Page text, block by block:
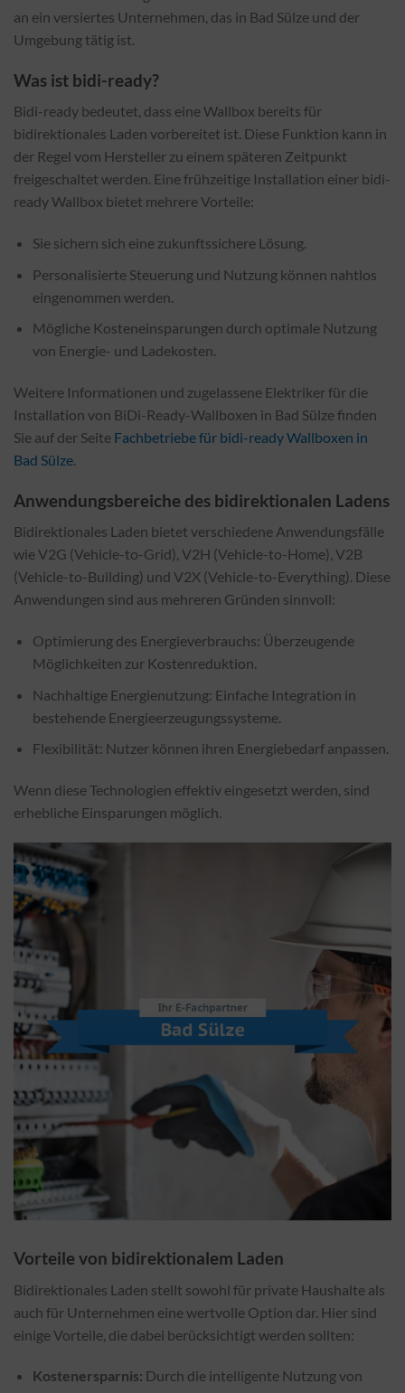
an ein versiertes Unternehmen, das in Bad Sülze und der
Umgebung tätig ist.
Was ist bidi-ready?
Bidi-ready bedeutet, dass eine Wallbox bereits für
bidirektionales Laden vorbereitet ist. Diese Funktion kann in
der Regel vom Hersteller zu einem späteren Zeitpunkt
freigeschaltet werden. Eine frühzeitige Installation einer bidi-
ready Wallbox bietet mehrere Vorteile:
Sie sichern sich eine zukunftssichere Lösung.
Personalisierte Steuerung und Nutzung können nahtlos
eingenommen werden.
Mögliche Kosteneinsparungen durch optimale Nutzung
von Energie- und Ladekosten.
Weitere Informationen und zugelassene Elektriker für die
Installation von BiDi-Ready-Wallboxen in Bad Sülze finden
Sie auf der Seite Fachbetriebe für bidi-ready Wallboxen in
Bad Sülze.
Anwendungsbereiche des bidirektionalen Ladens
Bidirektionales Laden bietet verschiedene Anwendungsfälle
wie V2G (Vehicle-to-Grid), V2H (Vehicle-to-Home), V2B
(Vehicle-to-Building) und V2X (Vehicle-to-Everything). Diese
Anwendungen sind aus mehreren Gründen sinnvoll:
Optimierung des Energieverbrauchs: Überzeugende
Möglichkeiten zur Kostenreduktion.
Nachhaltige Energienutzung: Einfache Integration in
bestehende Energieerzeugungssysteme.
Flexibilität: Nutzer können ihren Energiebedarf anpassen.
Wenn diese Technologien effektiv eingesetzt werden, sind
erhebliche Einsparungen möglich.
Vorteile von bidirektionalem Laden
Bidirektionales Laden stellt sowohl für private Haushalte als
auch für Unternehmen eine wertvolle Option dar. Hier sind
einige Vorteile, die dabei berücksichtigt werden sollten:
Kostenersparnis: Durch die intelligente Nutzung von